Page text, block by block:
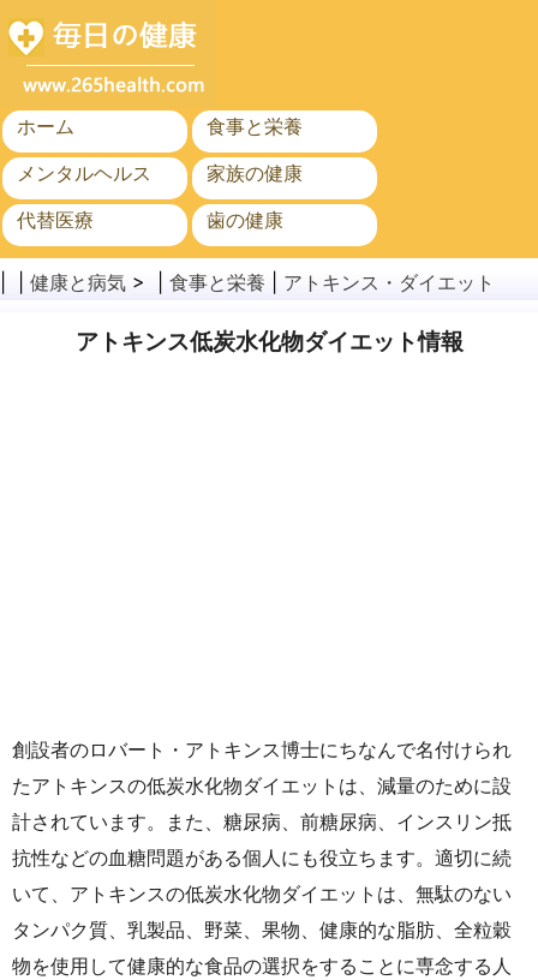
ホーム
食事と栄養
メンタルヘルス
家族の健康
代替医療
歯の健康
がん
公衆衛生と安全
健康と病気 > | 食事と栄養 アトキンス・ダイエット
アトキンス低炭水化物ダイエット情報
創設者のロバート・アトキンス博士にちなんで名付けられ
たアトキンスの低炭水化物ダイエットは、減量のために設
計されています。また、糖尿病、前糖尿病、インスリン抵
抗性などの血糖問題がある個人にも役立ちます。適切に続
いて、アトキンスの低炭水化物ダイエットは、無駄のない
タンパク質、乳製品、野菜、果物、健康的な脂肪、全粒穀
物を使用して健康的な食品の選択をすることに専念する人